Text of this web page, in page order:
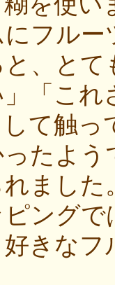
フル
、と
「こ
て触
たよ
ました
ング
きな